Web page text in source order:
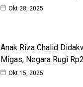
Okt 28, 2025
Anak Riza Chalid
Migas, Negara Rugi
Okt 15, 2025